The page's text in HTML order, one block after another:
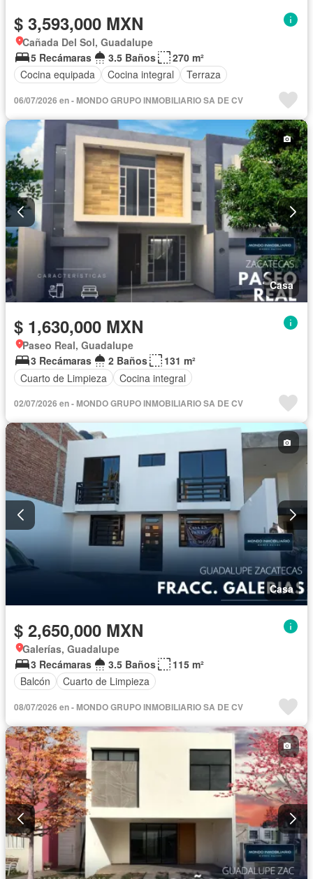
$ 3,593,000 MXN
Cañada Del Sol, Guadalupe
5 Recámaras
3.5 Baños
270 m²
Cocina equipada
Cocina integral Terraza
06/07/2026 en - MONDO GRUPO INMOBILIARIO SA DE CV
Casa
$ 1,630,000 MXN
Paseo Real, Guadalupe
3 Recámaras
2 Baños
131 m²
Cuarto de Limpieza
Cocina integral
02/07/2026 en - MONDO GRUPO INMOBILIARIO SA DE CV
Casa
$ 2,650,000 MXN
Galerías, Guadalupe
3 Recámaras
3.5 Baños
115 m²
Balcón
Cuarto de Limpieza
08/07/2026 en - MONDO GRUPO INMOBILIARIO SA DE CV